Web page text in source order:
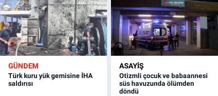
GÜNDEM
Türk kuru yük gemisine İHA
saldırısı
ASAYİŞ
Otizmli çocuk ve babaannesi
süs havuzunda ölümden
döndü